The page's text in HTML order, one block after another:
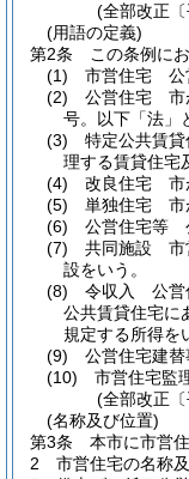
(全部改正
(用語の定義)
第2条
この条例にお
(1)
市営住宅 公
(2)
公営住宅 市
号。以下「法」
(3)
特定公共賃
理する賃貸住宅
(4)
改良住宅 市
(5)
単独住宅 市
(6)
公営住宅等
(7)
共同施設 市
設をいう。
(8)
令収入 公営
公共賃貸住宅に
規定する所得を
(9)
公営住宅建
(10)
市営住宅監
(全部改正
(名称及び位置)
第3条
本市に市営
2
市営住宅の名称及